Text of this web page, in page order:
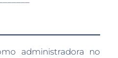
administradora no